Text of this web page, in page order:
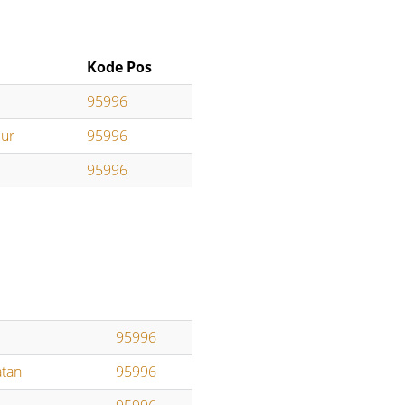
Kode Pos
95996
95996
95996
95996
95996